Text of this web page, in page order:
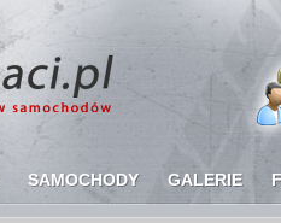
SAMOCHODY GALERIE